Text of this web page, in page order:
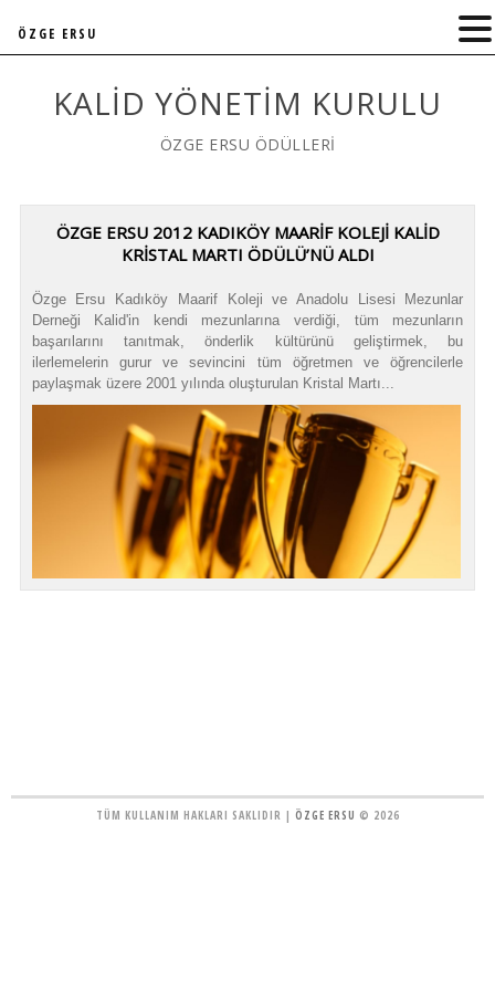
KALID YÖNETIM KURULU
ÖZGE ERSU ÖDÜLLERİ
ÖZGE ERSU 2012 KADIKÖY MAARİF KOLEJİ KALİD
KRİSTAL MARTI ÖDÜLÜ’NÜ ALDI
Özge Ersu Kadıköy Maarif Koleji ve Anadolu Lisesi Mezunlar
Derneği Kalid'in kendi mezunlarına verdiği, tüm mezunların
başarılarını tanıtmak, önderlik kültürünü geliştirmek, bu
ilerlemelerin gurur ve sevincini tüm öğretmen ve öğrencilerle
paylaşmak üzere 2001 yılında oluşturulan Kristal Martı...
TÜM KULLANIM HAKLARI SAKLIDIR | ÖZGE ERSU © 2026
ÖZGE ERSU